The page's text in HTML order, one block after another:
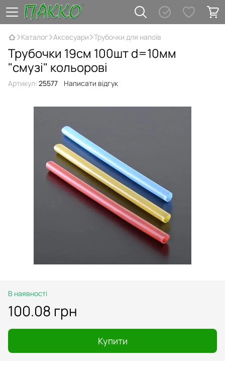
Каталог Аксесуари Трубочки для напоїв
Трубочки 19см 100шт d=10мм
"смузі" кольорові
Артикул: 25577 Написати відгук
В наявності
100.08 грн
Купити